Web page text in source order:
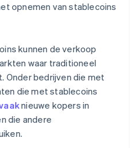
opnemen van stablecoins
kunnen de verkoop
waar traditioneel
Onder bedrijven die met
die met stablecoins
nieuwe kopers in
die andere